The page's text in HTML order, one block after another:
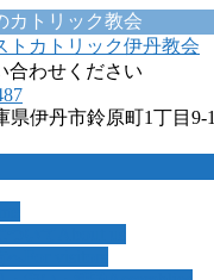
カトリック教会
合わせください
県伊丹市鈴原町1丁目9-1